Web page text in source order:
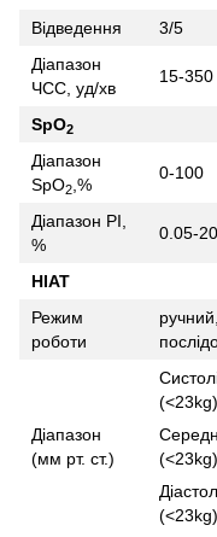
Відведення
3/5
Діапазон
ЧСС, уд/хв
15-350
SpO2
Діапазон
SpO2,%
0-100
Діапазон PI,
%
0.05-20
НІАТ
Режим
роботи
Діапазон
(мм рт. ст.)
(<23kg)
(<23kg)
(<23kg)